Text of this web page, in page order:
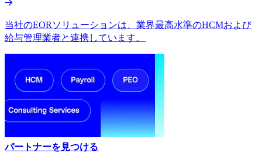
当社のEORソリューションは、業界最高水準のHCMおよび
給与管理業者と連携しています。​​
パートナーを見つける​​